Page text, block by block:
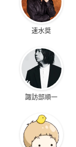
速水奨
諏訪部順一